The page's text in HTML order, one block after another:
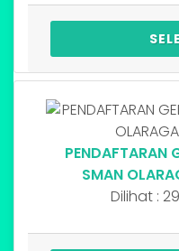
PENDAFTARAN
SMAN
Dilihat :